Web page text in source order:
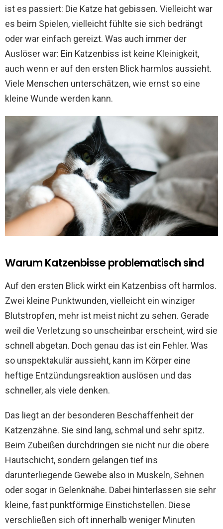
ist es passiert: Die Katze hat gebissen. Vielleicht war
es beim Spielen, vielleicht fühlte sie sich bedrängt
oder war einfach gereizt. Was auch immer der
Auslöser war: Ein Katzenbiss ist keine Kleinigkeit,
auch wenn er auf den ersten Blick harmlos aussieht.
Viele Menschen unterschätzen, wie ernst so eine
kleine Wunde werden kann.
Warum Katzenbisse problematisch sind
Auf den ersten Blick wirkt ein Katzenbiss oft harmlos.
Zwei kleine Punktwunden, vielleicht ein winziger
Blutstropfen, mehr ist meist nicht zu sehen. Gerade
weil die Verletzung so unscheinbar erscheint, wird sie
schnell abgetan. Doch genau das ist ein Fehler. Was
so unspektakulär aussieht, kann im Körper eine
heftige Entzündungsreaktion auslösen und das
schneller, als viele denken.
Das liegt an der besonderen Beschaffenheit der
Katzenzähne. Sie sind lang, schmal und sehr spitz.
Beim Zubeißen durchdringen sie nicht nur die obere
Hautschicht, sondern gelangen tief ins
darunterliegende Gewebe also in Muskeln, Sehnen
oder sogar in Gelenknähe. Dabei hinterlassen sie sehr
kleine, fast punktförmige Einstichstellen. Diese
verschließen sich oft innerhalb weniger Minuten